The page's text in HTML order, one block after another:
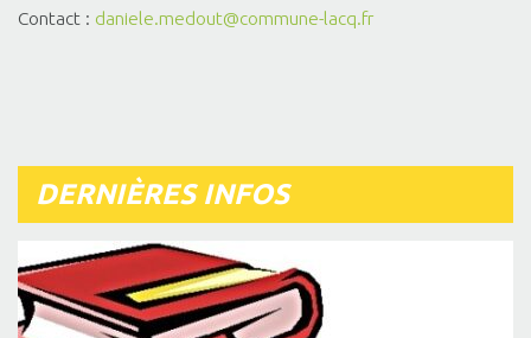
Contact : daniele.medout@commune-lacq.fr
DERNIÈRES INFOS